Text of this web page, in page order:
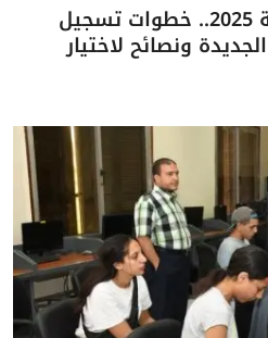
تنسيق الثانوية الأزهرية 2025.. خطوات تسجيل
ونصائح لاختيار